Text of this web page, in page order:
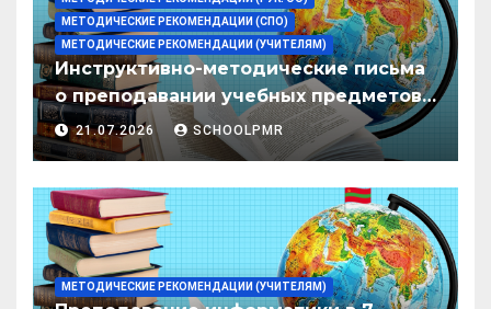
МЕТОДИЧЕСКИЕ РЕКОМЕНДАЦИИ (СПО)
МЕТОДИЧЕСКИЕ РЕКОМЕНДАЦИИ (УЧИТЕЛЯМ)
Инструктивно-методические письма
о преподавании учебных предметов/
дисциплин в организациях
образования ПМР на 2026/27 уч. год
21.07.2026 SCHOOLPMR
МЕТОДИЧЕСКИЕ РЕКОМЕНДАЦИИ (УЧИТЕЛЯМ)